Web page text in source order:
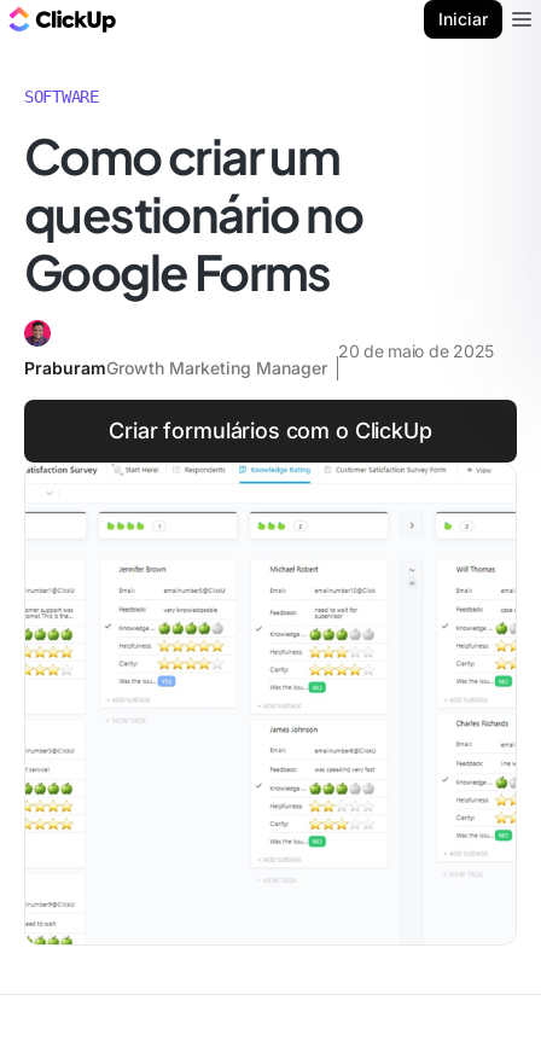
Iniciar
SOFTWARE
Como criar um
questionário no
Google Forms
PraburamGrowth Marketing Manager
20 de maio de 2025
Criar formulários com o ClickUp